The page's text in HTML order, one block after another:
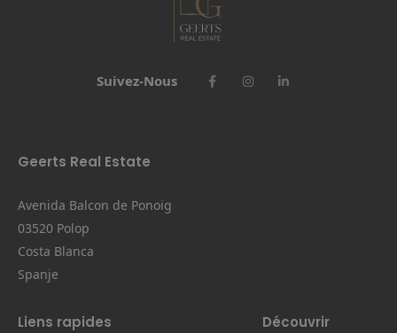
Suivez-Nous
Geerts Real Estate
Avenida Balcon de Ponoig
03520 Polop
Costa Blanca
Spanje
Liens rapides Découvrir